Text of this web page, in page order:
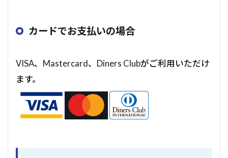
カードでお支払いの場合
VISA、Mastercard、Diners Clubがご利用いただけ
ます。